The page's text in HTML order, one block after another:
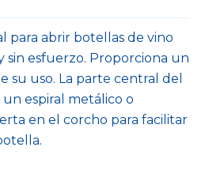
para abrir botellas de vino
sin esfuerzo. Proporciona un
su uso. La parte central del
espiral metálico o
en el corcho para facilitar